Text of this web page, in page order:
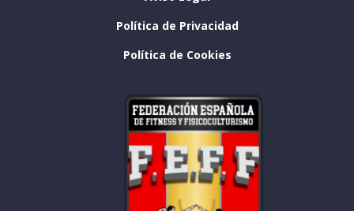
Política de Privacidad
Política de Cookies